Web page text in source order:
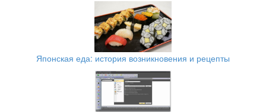
Японская еда: история возникновения и рецепты